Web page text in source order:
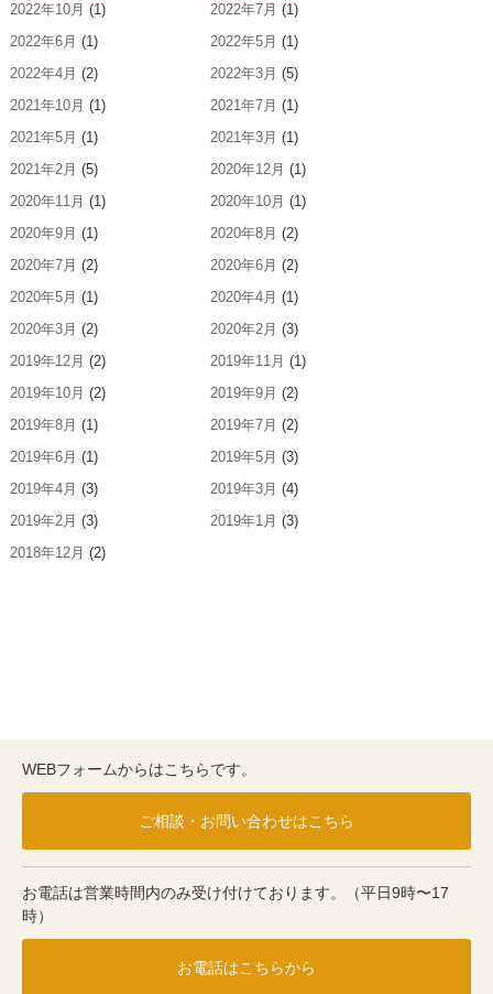
2022年10月 (1) 2022年7月 (1)
2022年6月 (1) 2022年5月 (1)
2022年4月 (2) 2022年3月 (5)
2021年10月 (1) 2021年7月 (1)
2021年5月 (1) 2021年3月 (1)
2021年2月 (5) 2020年12月 (1)
2020年11月 (1) 2020年10月 (1)
2020年9月 (1) 2020年8月 (2)
2020年7月 (2) 2020年6月 (2)
2020年5月 (1) 2020年4月 (1)
2020年3月 (2) 2020年2月 (3)
2019年12月 (2) 2019年11月 (1)
2019年10月 (2) 2019年9月 (2)
2019年8月 (1) 2019年7月 (2)
2019年6月 (1) 2019年5月 (3)
2019年4月 (3) 2019年3月 (4)
2019年2月 (3) 2019年1月 (3)
2018年12月 (2)
WEBフォームからはこちらです。
ご相談・お問い合わせはこちら
お電話は営業時間内のみ受け付けております。（平日9時〜17
時）
お電話はこちらから